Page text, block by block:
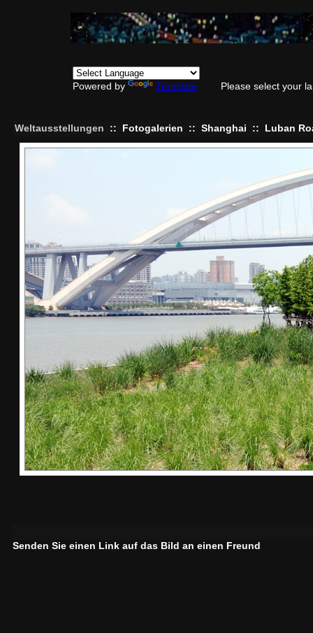
Powered by Translate Please select your
Weltausstellungen :: Fotogalerien :: Shanghai :: Luban
Senden Sie einen Link auf das Bild an einen Freund